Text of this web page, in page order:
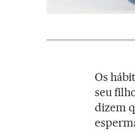
Os
seu
dizem